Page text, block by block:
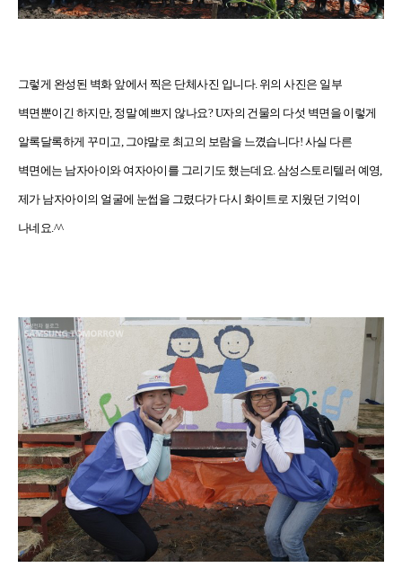
그렇게 완성된 벽화 앞에서 찍은 단체사진 입니다. 위의 사진은 일부
벽면뿐이긴 하지만, 정말 예쁘지 않나요? U자의 건물의 다섯 벽면을 이렇게
알록달록하게 꾸미고, 그야말로 최고의 보람을 느꼈습니다! 사실 다른
벽면에는 남자아이와 여자아이를 그리기도 했는데요. 삼성스토리텔러 예영,
제가 남자아이의 얼굴에 눈썹을 그렸다가 다시 화이트로 지웠던 기억이
나네요.^^